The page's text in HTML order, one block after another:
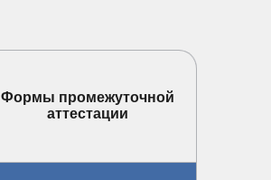
Формы промежуточной
аттестации